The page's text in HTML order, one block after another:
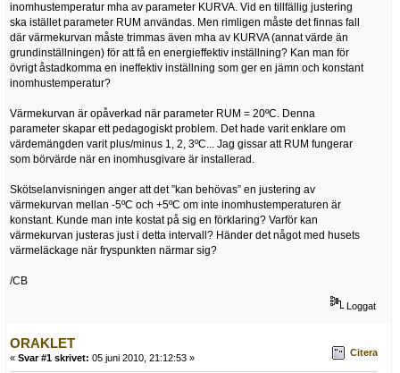
inomhustemperatur mha av parameter KURVA. Vid en tillfällig justering
ska istället parameter RUM användas. Men rimligen måste det finnas fall
där värmekurvan måste trimmas även mha av KURVA (annat värde än
grundinställningen) för att få en energieffektiv inställning? Kan man för
övrigt åstadkomma en ineffektiv inställning som ger en jämn och konstant
inomhustemperatur?
Värmekurvan är opåverkad när parameter RUM = 20ºC. Denna
parameter skapar ett pedagogiskt problem. Det hade varit enklare om
värdemängden varit plus/minus 1, 2, 3ºC... Jag gissar att RUM fungerar
som börvärde när en inomhusgivare är installerad.
Skötselanvisningen anger att det ”kan behövas” en justering av
värmekurvan mellan -5ºC och +5ºC om inte inomhustemperaturen är
konstant. Kunde man inte kostat på sig en förklaring? Varför kan
värmekurvan justeras just i detta intervall? Händer det något med husets
värmeläckage när fryspunkten närmar sig?
/CB
Loggat
ORAKLET
« Svar #1 skrivet: 05 juni 2010, 21:12:53 » Citera